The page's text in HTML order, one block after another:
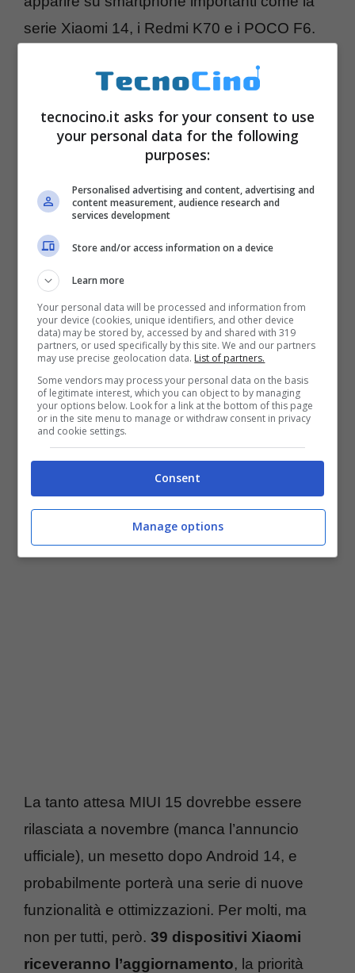
serie Xiaomi 14, i Redmi K70 e i POCO F6.
Android 14 e porterà importanti e nuove
funzionalità , miglioramenti visivi e delle
prestazioni degli smarphone made in Xiaomi,
il tutto con l’obiettivo di fornire agli utenti
un’esperienza più piacevole, intuitiva e,
perché no?, competitiva nei confronti degli
altri due colossi degli smartphone: Samsung
ed Apple.
La MIUI 15 anche sugli Xiaomi 13 – foto fonte mi.com –
tecnocino.it
La tanto attesa MIUI 15 dovrebbe essere
rilasciata a novembre (manca l’annuncio
ufficiale), un mesetto dopo Android 14, e
probabilmente porterà una serie di nuove
funzionalità e ottimizzazioni. Per molti, ma
non per tutti, però. 39 dispositivi Xiaomi
riceveranno l’aggiornamento, la priorità
tecnocino.it asks for your consent to use
your personal data for the following
purposes:
Personalised advertising and content, advertising and
content measurement, audience research and
services development
Store and/or access information on a device
Learn more
Your personal data will be processed and information from
your device (cookies, unique identifiers, and other device
data) may be stored by, accessed by and shared with 319
partners, or used specifically by this site. We and our partners
may use precise geolocation data. List of partners.
Some vendors may process your personal data on the basis
of legitimate interest, which you can object to by managing
your options below. Look for a link at the bottom of this page
or in the site menu to manage or withdraw consent in privacy
and cookie settings.
Consent
Manage options